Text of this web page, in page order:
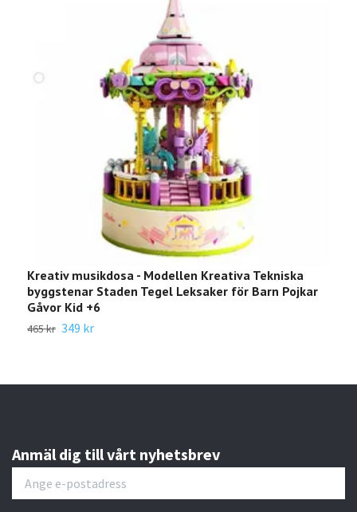
Kreativ musikdosa - Modellen Kreativa Tekniska
byggstenar Staden Tegel Leksaker för Barn Pojkar
Gåvor Kid +6
465 kr 349 kr
Anmäl dig till vårt nyhetsbrev